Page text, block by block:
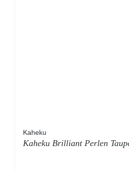
Kaheku
Kaheku Brilliant Perlen